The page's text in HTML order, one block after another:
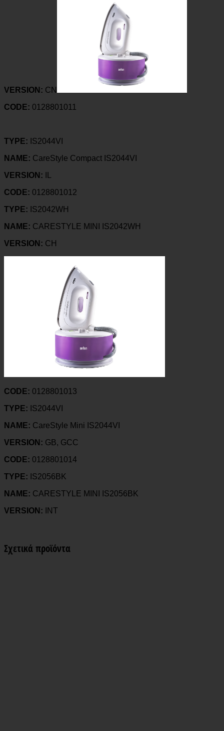
VERSION: CN
CODE: 0128801011
TYPE: IS2044VI
NAME: CareStyle Compact IS2044VI
VERSION:
CODE: 0128801012
TYPE: IS2042WH
NAME: CARESTYLE MINI IS2042WH
VERSION: CH
CODE: 0128801013
TYPE: IS2044VI
NAME: CareStyle Mini IS2044VI
VERSION: GB, GCC
CODE: 0128801014
TYPE: IS2056BK
NAME: CARESTYLE MINI IS2056BK
VERSION:
INT
Σχετικά προϊόντα